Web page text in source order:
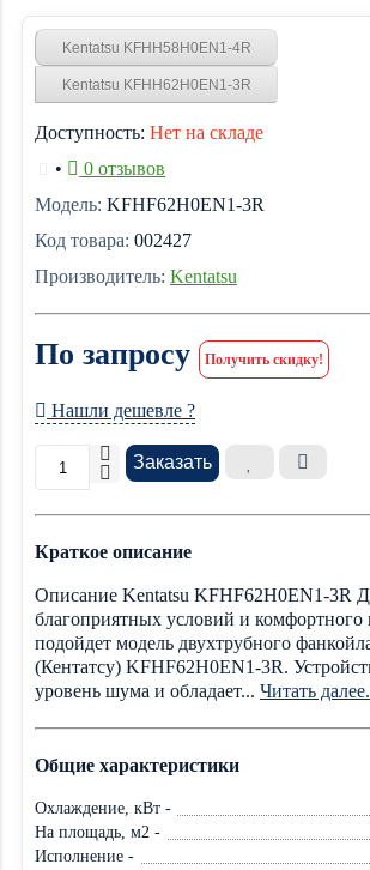
Kentatsu KFHH58H0EN1-4R
Kentatsu KFHH62H0EN1-3R
Доступность: Нет на складе
•
0 отзывов
Модель: KFHF62H0EN1-3R
Код товара: 002427
Производитель: Kentatsu
По запросу Получить скидку!
Нашли дешевле ?
Заказать
Краткое описание
Описание Kentatsu KFHF62H0EN1-3R
благоприятных условий и комфортного
подойдет модель двухтрубного
(Кентатсу) KFHF62H0EN1-3R.
уровень шума и обладает... Читать
Общие характеристики
Охлаждение, кВт -
На площадь, м2 -
Исполнение -